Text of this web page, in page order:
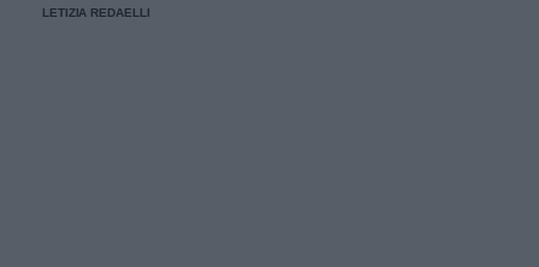
LETIZIA REDAELLI